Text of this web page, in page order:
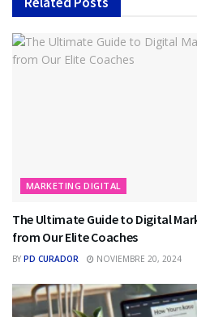
MARKETING DIGITAL
The Ultimate Guide to Digital
from Our Elite Coaches
BY PD CURADOR NOVIEMBRE 20, 2024